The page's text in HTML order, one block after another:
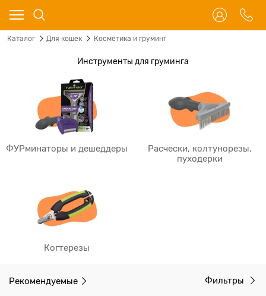
Каталог Для кошек Косметика и груминг
Инструменты для груминга
ФУРминаторы и дешеддеры
Расчески, колтунорезы,
пуходерки
Когтерезы
Рекомендуемые Фильтры